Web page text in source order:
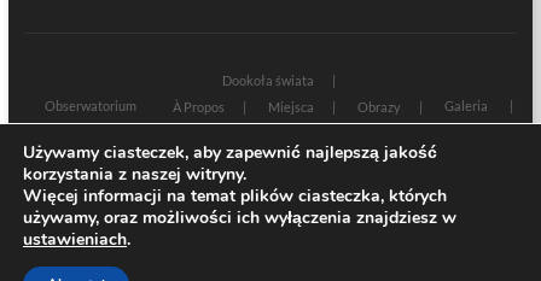
Dookoła świata
Obserwatorium
À Propos Miejsca Obrazy
Galeria
Sacrum profanum
Zamyślenia
Teksty
Rozmowy Świadectwa Na marginesie
| Designed by:Theme Freesia
Używamy ciasteczek, aby zapewnić najlepszą jakość
korzystania z naszej witryny.
Więcej informacji na temat plików ciasteczka, których
używamy, oraz możliwości ich wyłączenia znajdziesz w
ustawieniach.